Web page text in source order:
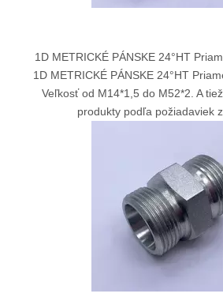
1D METRICKÉ PÁNSKE 24°HT
1D METRICKÉ PÁNSKE 24°HT
Veľkosť od M14*1,5 do M52*2. A
produkty podľa požiadaviek